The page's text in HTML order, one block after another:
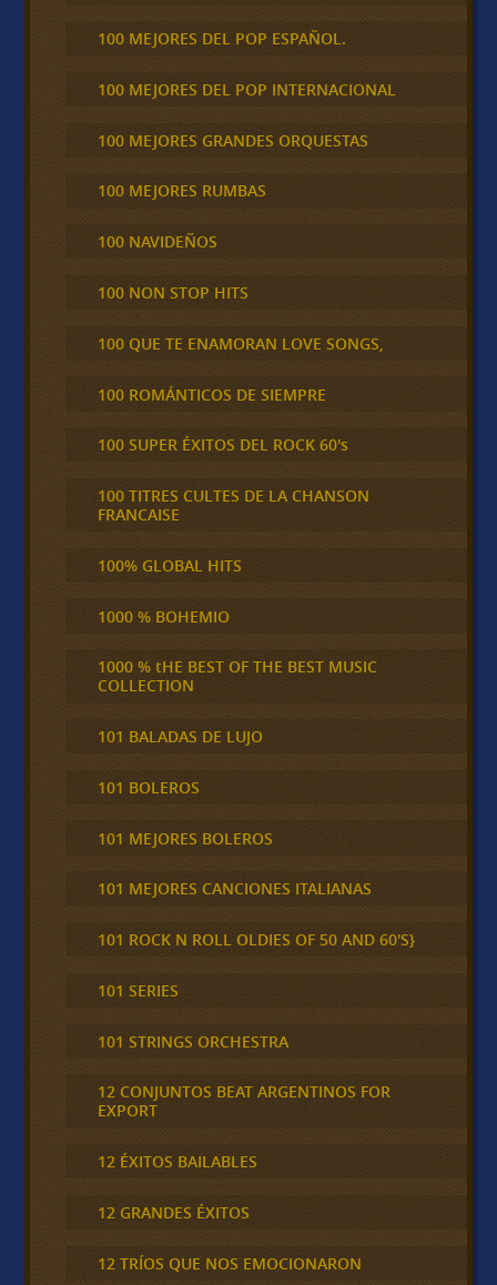
100 MEJORES DEL POP ESPAÑOL.
100 MEJORES DEL POP INTERNACIONAL
100 MEJORES GRANDES ORQUESTAS
100 MEJORES RUMBAS
100 NAVIDEÑOS
100 NON STOP HITS
100 QUE TE ENAMORAN LOVE SONGS,
100 ROMÁNTICOS DE SIEMPRE
100 SUPER ÉXITOS DEL ROCK 60's
100 TITRES CULTES DE LA CHANSON
FRANCAISE
100% GLOBAL HITS
1000 % BOHEMIO
1000 % tHE BEST OF THE BEST MUSIC
COLLECTION
101 BALADAS DE LUJO
101 BOLEROS
101 MEJORES BOLEROS
101 MEJORES CANCIONES ITALIANAS
101 ROCK N ROLL OLDIES OF 50 AND 60'S}
101 SERIES
101 STRINGS ORCHESTRA
12 CONJUNTOS BEAT ARGENTINOS FOR
EXPORT
12 ÉXITOS BAILABLES
12 GRANDES ÉXITOS
12 TRÍOS QUE NOS EMOCIONARON